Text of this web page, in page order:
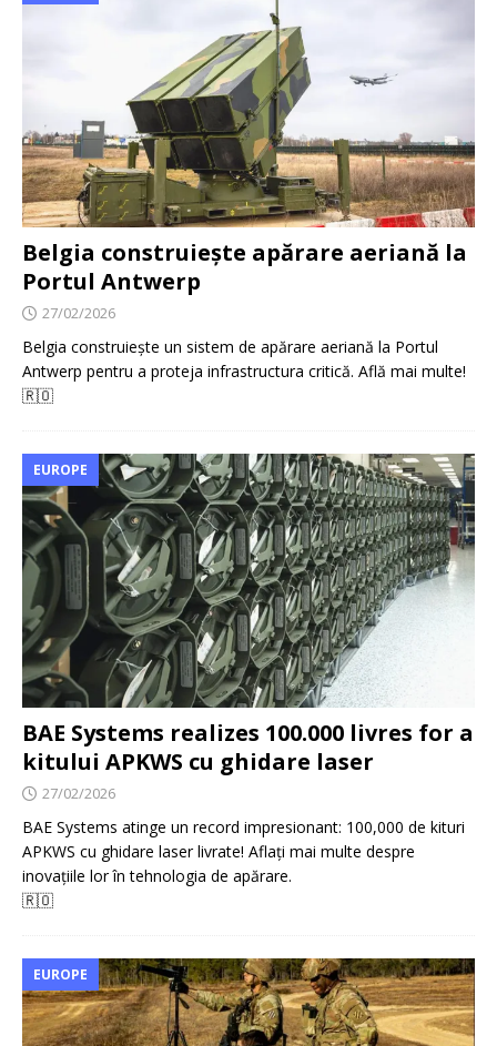
Belgia construiește apărare aeriană la
Portul Antwerp
27/02/2026
Belgia construiește un sistem de apărare aeriană la Portul
Antwerp pentru a proteja infrastructura critică. Află mai multe!
🇷🇴
EUROPE
BAE Systems realizes 100.000 livres for a
kitului APKWS cu ghidare laser
27/02/2026
BAE Systems atinge un record impresionant: 100,000 de kituri
APKWS cu ghidare laser livrate! Aflați mai multe despre
inovațiile lor în tehnologia de apărare.
🇷🇴
EUROPE